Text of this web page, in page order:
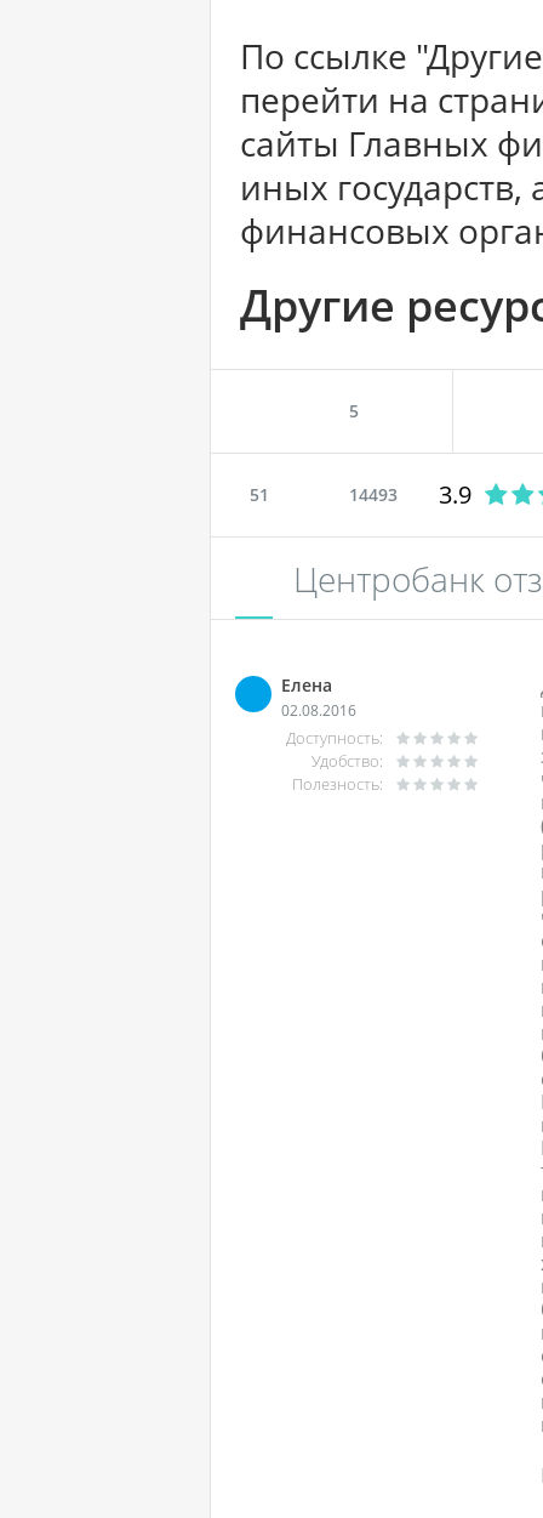
По ссылке
перейти на
сайты Главных
иных
финансовых
Другие
5
51 14493 3.9
Центробанк
Елена
02.08.2016
Доступность:
Удобство:
Полезность: